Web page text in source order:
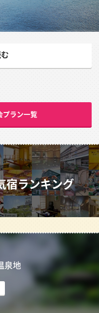
昧
温泉は、薬効成分を多く
ったお湯はなめると塩
誇り、源泉宿は3軒。太
なる。
鳥が浜」が有名
をはじめ大型ホテルや
が広範囲に続き、中でも
の美しさを誇る。半島
ガシ」の群生地。暖か
の「ウバメガシトンネ
日間賀島が浮かぶ。この
周辺の漁港はフグをは
揚げされ、まさに海の幸
プラン一覧
宿ランキング
泉地